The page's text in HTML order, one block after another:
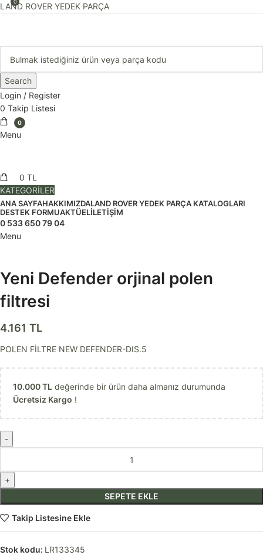
LAND ROVER YEDEK PARÇA
Search
Login / Register
0 Takip Listesi
0
Menu
0
0 TL
KATEGORİLER
ANA SAYFAHAKKIMIZDALAND ROVER YEDEK PARÇA KATALOGLARI
DESTEK FORMUAKTÜELİLETIŞIM
0 533 650 79 04
Menu
Yeni Defender orjinal polen
filtresi
4.161 TL
POLEN FİLTRE NEW DEFENDER-DIS.5
10.000TL değerinde bir ürün daha almanız durumunda
Ücretsiz Kargo !
SEPETE EKLE
Takip Listesine Ekle
Stok kodu: LR133345